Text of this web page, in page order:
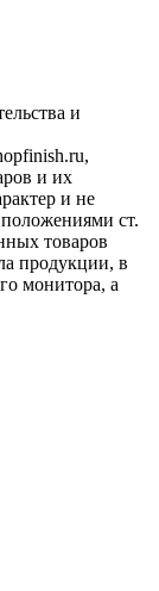
и
и их
и не
ст.
товаров
продукции, в
монитора, а